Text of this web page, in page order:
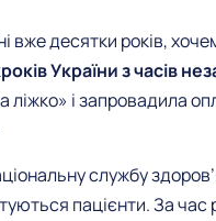
вже десятки років,
України з часів
і запровадила
службу
пацієнти. За час